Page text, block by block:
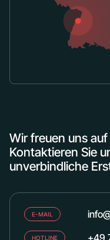
Wir freuen uns
Kontaktieren Sie
unverbindliche
E-MAIL
HOTLINE +49